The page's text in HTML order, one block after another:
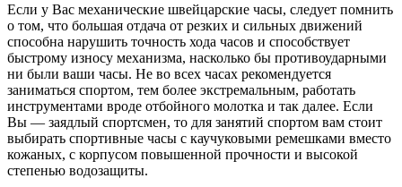
Если у Вас механические швейцарские часы, следует помнить
о том, что большая отдача от резких и сильных движений
способна нарушить точность хода часов и способствует
быстрому износу механизма, насколько бы противоударными
ни были ваши часы. Не во всех часах рекомендуется
заниматься спортом, тем более экстремальным, работать
инструментами вроде отбойного молотка и так далее. Если
Вы — заядлый спортсмен, то для занятий спортом вам стоит
выбирать спортивные часы с каучуковыми ремешками вместо
кожаных, с корпусом повышенной прочности и высокой
степенью водозащиты.